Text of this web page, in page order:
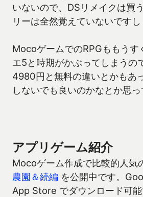
いないので、DSリメイクは買
リーは全然覚えていないですし
MocoゲームでのRPGももうす
エ5と時期がかぶってしまうの
4980円と無料の違いとかもあ
しないでも良いのかなとか思っ
アプリゲーム紹介
Mocoゲーム作成で比較的人気
農園＆続編 を公開中です。
App Store でダウンロード可能